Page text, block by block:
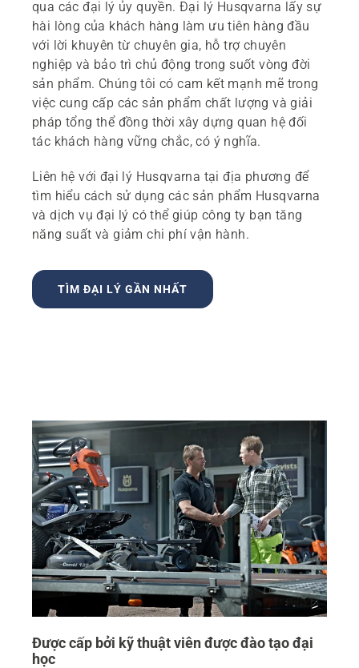
qua các đại lý ủy quyền. Đại lý Husqvarna lấy sự
hài lòng của khách hàng làm ưu tiên hàng đầu
với lời khuyên từ chuyên gia, hỗ trợ chuyên
nghiệp và bảo trì chủ động trong suốt vòng đời
sản phẩm. Chúng tôi có cam kết mạnh mẽ trong
việc cung cấp các sản phẩm chất lượng và giải
pháp tổng thể đồng thời xây dựng quan hệ đối
tác khách hàng vững chắc, có ý nghĩa.
Liên hệ với đại lý Husqvarna tại địa phương để
tìm hiểu cách sử dụng các sản phẩm Husqvarna
và dịch vụ đại lý có thể giúp công ty bạn tăng
năng suất và giảm chi phí vận hành.
TÌM ĐẠI LÝ GẦN NHẤT
Được cấp bởi kỹ thuật viên được đào tạo đại
học